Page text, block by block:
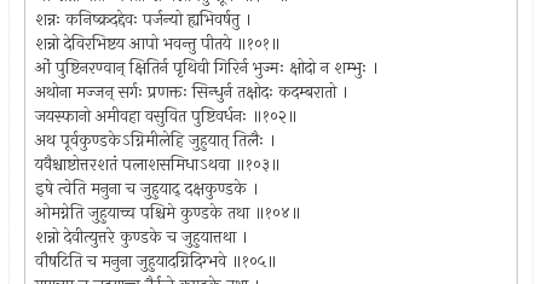
शन्नः कनिष्क्रदद्देवः पर्जन्यो ह्यभिवर्षतु ।
शन्नो देविरभिष्टय आपो भवन्तु पीतये ॥१०१॥
ओं पुष्टिनरण्वान् क्षितिर्न पृथिवी गिरिर्न भुज्मः क्षोदो न शम्भुः ।
अथोना मज्जन् सर्गः प्रणक्तः सिन्धुर्न तक्षोदः कदम्बरातो ।
जयस्फानो अमीवहा वसुवित पुष्टिवर्धनः ॥१०२॥
अथ पूर्वकुण्डकेऽग्निमीलेहि जुहुयात् तिलैः ।
यवैश्चाष्टोत्तरशतं पलाशसमिधाऽथवा ॥१०३॥
इषे त्वेति मनुना च जुहुयाद् दक्षकुण्डके ।
ओमग्नेति जुहुयाच्च पश्चिमे कुण्डके तथा ॥१०४॥
शन्नो देवीत्युत्तरे कुण्डके च जुहुयात्तथा ।
वौषटिति च मनुना जुहुयादग्निदिग्भवे ॥१०५॥